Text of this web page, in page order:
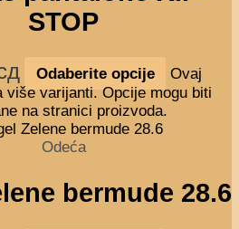
STOP
Odaberite opcije
Ovaj
više varijanti. Opcije mogu biti
na stranici proizvoda.
Odeća
bermude 28.6